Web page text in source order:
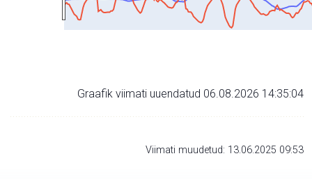
Graafik viimati uuendatud 06.08.2026 14:35:04
Viimati muudetud: 13.06.2025 09:53